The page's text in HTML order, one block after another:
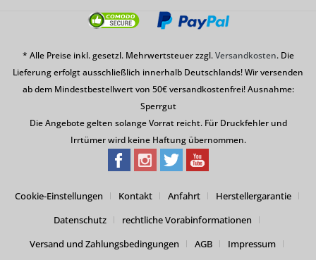
* Alle Preise inkl. gesetzl. Mehrwertsteuer zzgl.Versandkosten. Die
Lieferung erfolgt ausschließlich innerhalb Deutschlands! Wir versenden
ab dem Mindestbestellwert von 50€ versandkostenfrei! Ausnahme:
Sperrgut
Die Angebote gelten solange Vorrat reicht. Für Druckfehler und
Irrtümer wird keine Haftung übernommen.
Cookie-Einstellungen Kontakt Anfahrt
Herstellergarantie
Datenschutz
rechtliche Vorabinformationen
Versand und Zahlungsbedingungen
AGB
Impressum